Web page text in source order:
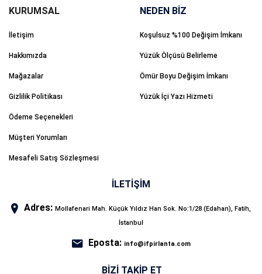
İletişim
Hakkımızda
Mağazalar
Gizlilik Politikası
Ödeme Seçenekleri
Müşteri Yorumları
Mesafeli Satış Sözleşmesi
NEDEN BİZ
Koşulsuz %100 Değişim İmkanı
Yüzük Ölçüsü Belirleme
Ömür Boyu Değişim İmkanı
Yüzük İçi Yazı Hizmeti
İLETİŞİM
Adres: Mollafenari Mah. Küçük Yıldız Han Sok. No:1/28 (Edahan), Fatih,
İstanbul
Eposta: info@ifpirlanta.com
BIZI TAKIP ET